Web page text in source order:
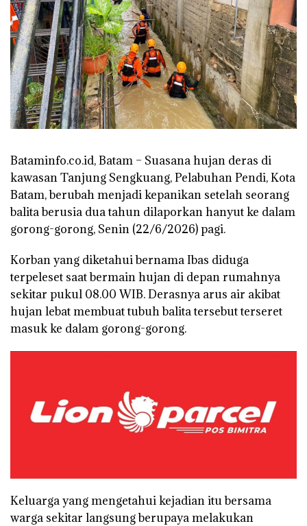
Bataminfo.co.id, Batam – Suasana hujan deras di
kawasan Tanjung Sengkuang, Pelabuhan Pendi, Kota
Batam, berubah menjadi kepanikan setelah seorang
balita berusia dua tahun dilaporkan hanyut ke dalam
gorong-gorong, Senin (22/6/2026) pagi.
Korban yang diketahui bernama Ibas diduga
terpeleset saat bermain hujan di depan rumahnya
sekitar pukul 08.00 WIB. Derasnya arus air akibat
hujan lebat membuat tubuh balita tersebut terseret
masuk ke dalam gorong-gorong.
Keluarga yang mengetahui kejadian itu bersama
warga sekitar langsung berupaya melakukan